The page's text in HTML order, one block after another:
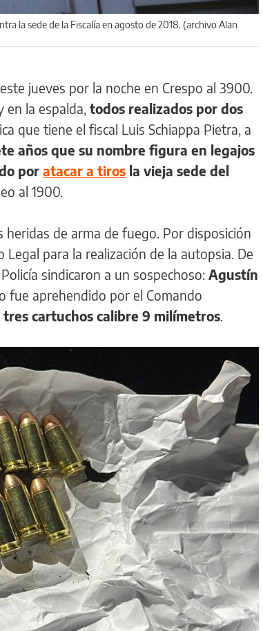
la sede de la Fiscalía en agosto de 2018. (archivo Alan
este jueves por la noche en Crespo al 3900.
en la espalda, todos realizados por dos
que tiene el fiscal Luis Schiappa Pietra, a
años que su nombre figura en legajos
por atacar a tiros la vieja sede del
al 1900.
de arma de fuego. Por disposición
para la realización de la autopsia. De
sindicaron a un sospechoso: Agustín
fue aprehendido por el Comando
cartuchos calibre 9 milímetros.